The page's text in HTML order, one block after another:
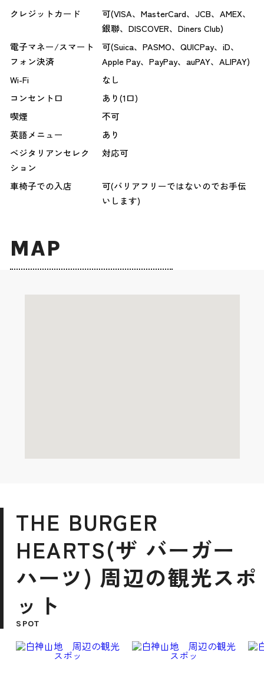
クレジットカード
可(VISA、MasterCard、JCB、AMEX、
銀聯、DISCOVER、Diners Club)
電子マネー/スマート
フォン決済
可(Suica、PASMO、QUICPay、iD、
Apple Pay、PayPay、auPAY、ALIPAY)
Wi-Fi
なし
コンセント口
あり(1口)
喫煙
不可
英語メニュー
あり
ベジタリアンセレク
ション
対応可
車椅子での入店
可(バリアフリーではないのでお手伝
いします)
MAP
THE BURGER
HEARTS(ザ バーガー
ハーツ) 周辺の観光スポ
ット
SPOT